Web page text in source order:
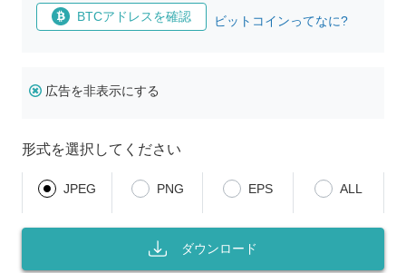
BTCアドレスを確認 ビットコインってなに?
広告を非表示にする
形式を選択してください
JPEG PNG EPS ALL
ダウンロード